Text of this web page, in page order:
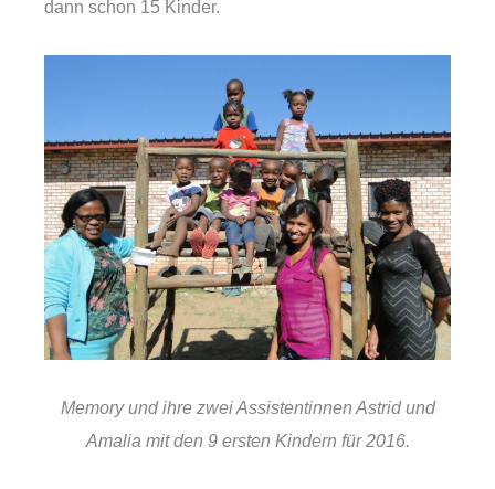
dann schon 15 Kinder.
Memory und ihre zwei Assistentinnen Astrid und
Amalia mit den 9 ersten Kindern für 2016.